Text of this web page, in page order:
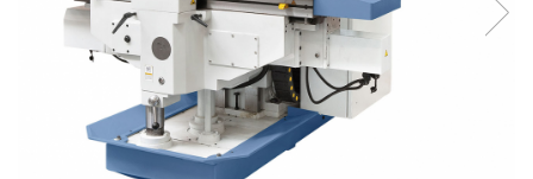
Strunguri de precizie
Strunguri metal cu freza
Strunguri universale
Strunguri universale cu afisaj
Strunguri universale cu viteza